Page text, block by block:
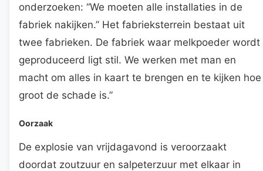
onderzoeken: “We moeten alle installaties in de
fabriek nakijken.” Het fabrieksterrein bestaat uit
twee fabrieken. De fabriek waar melkpoeder wordt
geproduceerd ligt stil. We werken met man en
macht om alles in kaart te brengen en te kijken hoe
groot de schade is.”
Oorzaak
De explosie van vrijdagavond is veroorzaakt
doordat zoutzuur en salpeterzuur met elkaar in